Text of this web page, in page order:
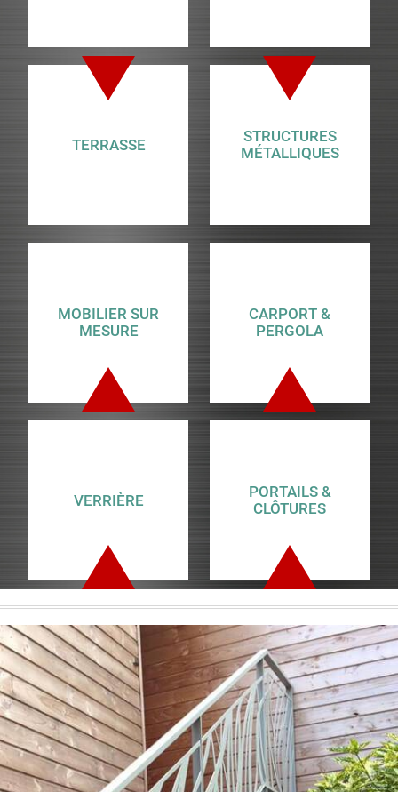
TERRASSE
STRUCTURES
MÉTALLIQUES
MOBILIER SUR
MESURE
CARPORT &
PERGOLA
VERRIÈRE
PORTAILS &
CLÔTURES